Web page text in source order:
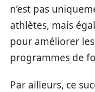
n’est pas
athlètes, mais
pour améliorer
programmes de
Par ailleurs, ce